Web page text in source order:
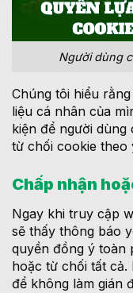
Người dùng
Chúng tôi hiểu
liệu cá nhân của
kiện để người
từ chối cookie theo
Chấp nhận
Ngay khi truy cập
sẽ thấy thông báo
quyền đồng ý toàn
hoặc từ chối tất
để không làm gián